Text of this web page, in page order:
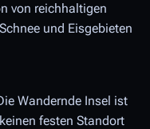
von reichhaltigen
und Eisgebieten
Wandernde Insel ist
festen Standort